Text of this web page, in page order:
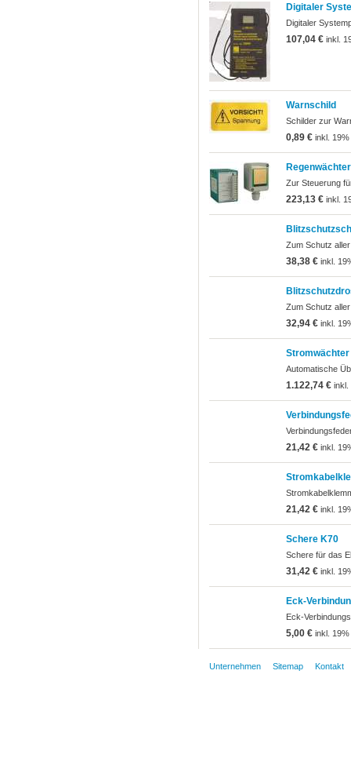
Digitaler
Digitaler
107,04 €inkl.
Warnschild
Schilder zur
0,89 €inkl. 19%
Regenwächter
Zur Steuerung
223,13 €inkl.
Zum Schutz
38,38 €inkl.
Zum Schutz
32,94 €inkl.
Stromwächter
Automatische
1.122,74 €inkl.
21,42 €inkl.
21,42 €inkl.
Schere K70
Schere für das
31,42 €inkl.
Eck-
Eck-
5,00 €inkl. 19%
Unternehmen Sitemap Kontakt